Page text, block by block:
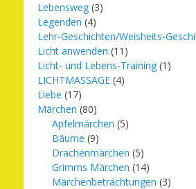
Lebensweg (3)
Legenden (4)
Lehr-Geschichten/Weisheits-
Licht anwenden (11)
Licht- und Lebens-Training (1)
LICHTMASSAGE (4)
Liebe (17)
Märchen (80)
Apfelmärchen (5)
Bäume (9)
Drachenmärchen (5)
Grimms Märchen (14)
Märchenbetrachtungen (3)